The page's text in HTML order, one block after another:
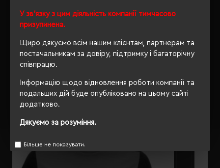
У зв'язку з цим діяльність компанії тимчасово
призупинена.
Щиро дякуємо всім нашим клієнтам, партнерам та
постачальникам за довіру, підтримку і багаторічну
співпрацю.
Інформацію щодо відновлення роботи компанії та
подальших дій буде опубліковано на цьому сайті
додатково.
Дякуємо за розуміння.
Більше не показувати.
ВІДГУКИ